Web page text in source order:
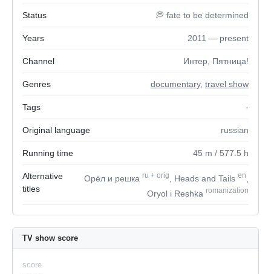
Status 💭 fate to be determined
Years 2011 — present
Channel Интер, Пятница!
Genres documentary, travel show
Tags -
Original language russian
Running time 45 m / 577.5 h
Alternative
titles
Орёл и решка ru + orig , Heads and Tails en
Oryol i Reshka romanization
TV show score
score